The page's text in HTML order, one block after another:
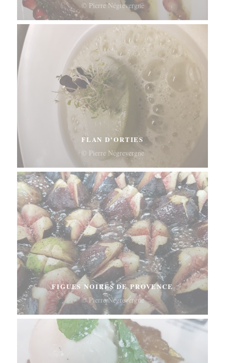
© Pierre Négrevergne
FLAN D'ORTIES
© Pierre Négrevergne
FIGUES NOIRES DE PROVENCE
© Pierre Négrevergne